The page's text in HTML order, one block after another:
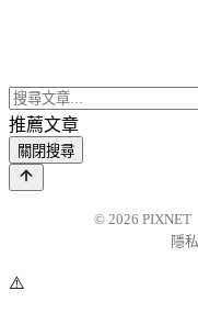
推薦文章
關閉搜尋
© 2026 PIXNET
隱
⚠️